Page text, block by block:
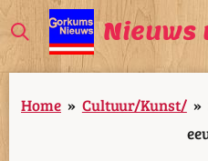
Ga
direct
naar
de
Nieuws
Home » Cultuur/Kunst/ »